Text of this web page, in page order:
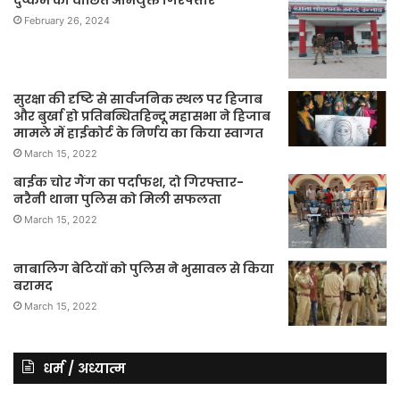
February 26, 2024
सुरक्षा की दृष्टि से सार्वजनिक स्थल पर हिजाब
और बुर्खा हो प्रतिबन्धितहिन्दू महासभा ने हिजाब
मामले में हाईकोर्ट के निर्णय का किया स्वागत
March 15, 2022
बाईक चोर गैंग का पर्दाफश, दो गिरफ्तार-
नरैनी थाना पुलिस को मिली सफलता
March 15, 2022
नाबालिग बेटियों को पुलिस ने भुसावल से किया
बरामद
March 15, 2022
धर्म / अध्यात्म